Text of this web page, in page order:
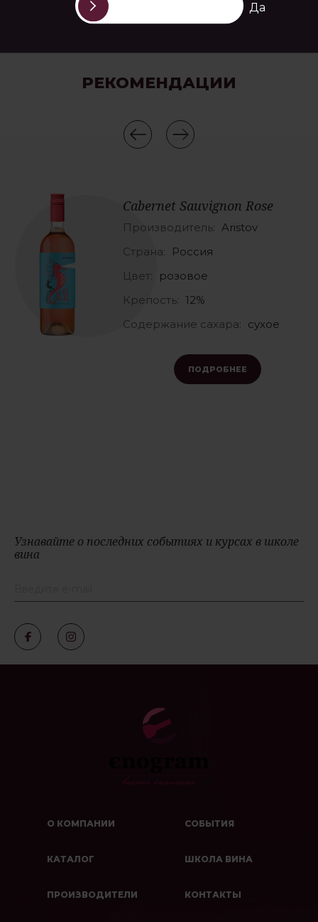
Да
РЕКОМЕНДАЦИИ
Cabernet Sauvignon Rose
Производитель: Aristov
Страна:
Россия
Цвет:
розовое
Крепость: 12%
Содержание сахара: сухое
ПОДРОБНЕЕ
Узнавайте о последних событиях и курсах в школе
вина
О КОМПАНИИ
КАТАЛОГ
ПРОИЗВОДИТЕЛИ
СОБЫТИЯ
ШКОЛА ВИНА
КОНТАКТЫ